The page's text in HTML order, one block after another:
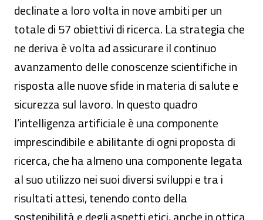
declinate a loro volta in nove ambiti per un
totale di 57 obiettivi di ricerca. La strategia che
ne deriva è volta ad assicurare il continuo
avanzamento delle conoscenze scientifiche in
risposta alle nuove sfide in materia di salute e
sicurezza sul lavoro. In questo quadro
l’intelligenza artificiale è una componente
imprescindibile e abilitante di ogni proposta di
ricerca, che ha almeno una componente legata
al suo utilizzo nei suoi diversi sviluppi e tra i
risultati attesi, tenendo conto della